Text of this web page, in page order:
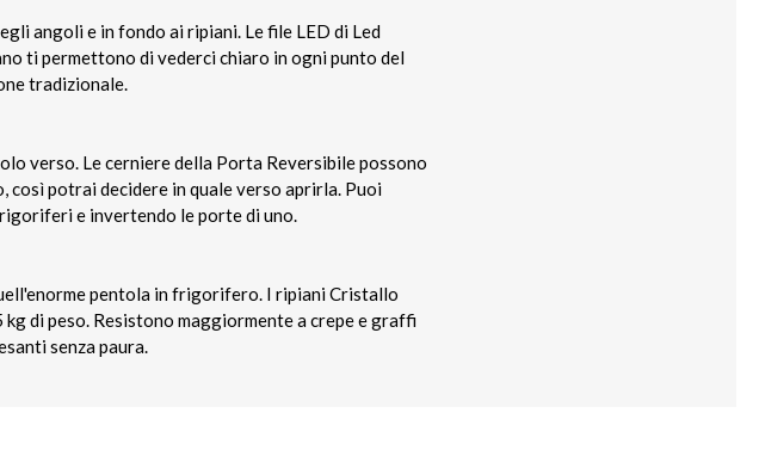
angoli e in fondo ai ripiani. Le file LED di Led
ti permettono di vederci chiaro in ogni punto del
tradizionale.
verso. Le cerniere della Porta Reversibile possono
potrai decidere in quale verso aprirla. Puoi
e invertendo le porte di uno.
pentola in frigorifero. I ripiani Cristallo
di peso. Resistono maggiormente a crepe e graffi
senza paura.